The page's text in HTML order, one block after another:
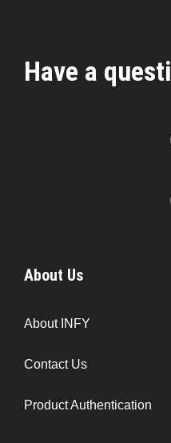
Have a
About Us
About INFY
Contact Us
Product Authentication